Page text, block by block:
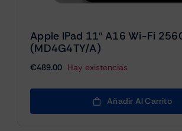
Apple IPad 11″ A16 Wi-Fi
(MD4G4TY/A)
€489.00 Hay existencias
Añadir Al Carrito